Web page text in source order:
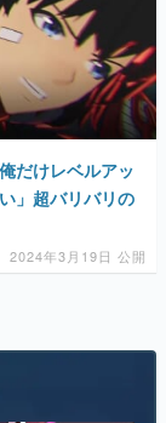
だけレベルアッ
」超バリバリの
2024年3月19日 公開